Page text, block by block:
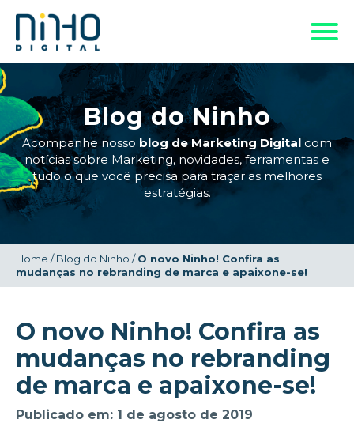
Blog do Ninho
Acompanhe nosso blog de Marketing Digital com
notícias sobre Marketing, novidades, ferramentas e
tudo o que você precisa para traçar as melhores
estratégias.
Home /Blog do Ninho /O novo Ninho! Confira as
mudanças no rebranding de marca e apaixone-se!
O novo Ninho! Confira as
mudanças no rebranding
de marca e apaixone-se!
Publicado em: 1 de agosto de 2019